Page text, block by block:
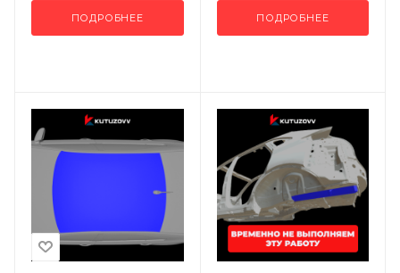
ПОДРОБНЕЕ ПОДРОБНЕЕ